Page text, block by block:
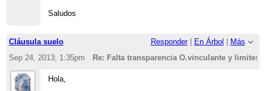
Saludos
Cláusula suelo Responder| En Árbol
Más
Sep 24, 2013; 1:35pm
Re: Falta transparencia O.vinculante y limites
Hola,